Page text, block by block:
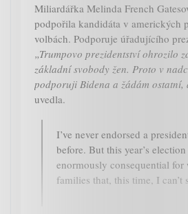
Miliardářka Melinda French
podpořila kandidáta v amerických
volbách. Podporuje úřadujícího
„Trumpovo prezidentství ohrozilo
základní svobody žen. Proto v
podporuji Bidena a žádám
uvedla.
I’ve never endorsed a
before. But this year’s
enormously consequential for
families that, this time, I can’t